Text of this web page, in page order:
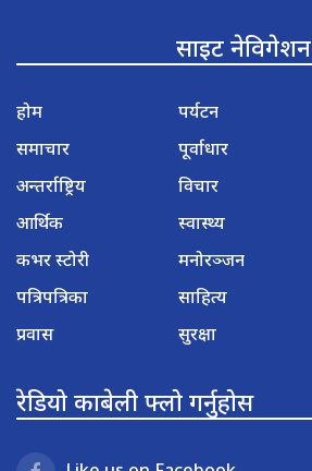
साइट नेविगेशन
होम
समाचार
अन्तर्राष्ट्रिय
आर्थिक
कभर स्टोरी
पत्रिपत्रिका
प्रवास
पर्यटन
पूर्वाधार
विचार
स्वास्थ्य
मनोरञ्जन
साहित्य
सुरक्षा
रेडियो काबेली फ्लो गर्नुहोस